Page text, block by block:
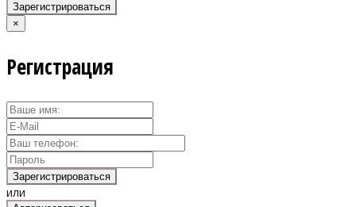
Зарегистрироваться
×
Регистрация
Зарегистрироваться
или